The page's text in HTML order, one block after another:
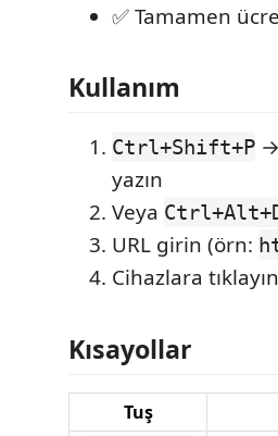
✅ Tamamen
Kullanım
Ctrl+Shift+P
yazın
Veya
URL girin (örn:
Cihazlara
Kısayollar
Tuş